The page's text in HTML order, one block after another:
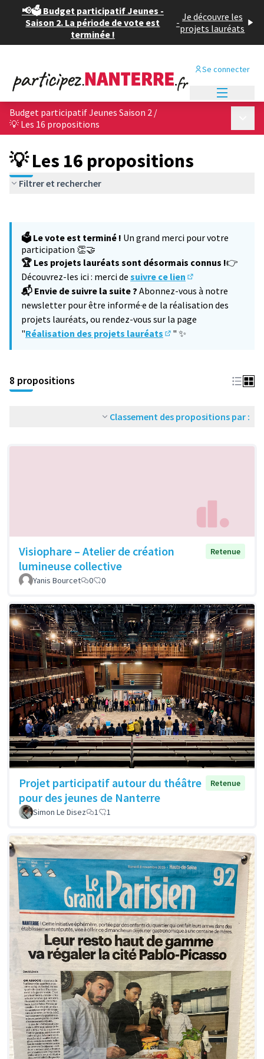
📢🗳️ Budget participatif Jeunes -
Saison 2. La période de vote est
terminée !
- Je découvre les
projets lauréats
Se connecter
Budget participatif Jeunes Saison 2 /
💡 Les 16 propositions
💡 Les 16 propositions
Filtrer et rechercher
−
🗳️ Le vote est terminé ! Un grand merci pour votre
participation 👏🤝
🏆 Les projets lauréats sont désormais connus !👉
Découvrez-les ici : merci de suivre ce lien
(S'ouvre dans un
📬 Envie de suivre la suite ? Abonnez-vous à notre
newsletter pour être informé·e de la réalisation des
projets lauréats, ou rendez-vous sur la page
"Réalisation des projets lauréats
" ✨
8 propositions
Classement des propositions par :
Visiophare – Atelier de création
lumineuse collective
Retenue
Yanis Bourcet 0 0
Projet participatif autour du théâtre
pour des jeunes de Nanterre
Retenue
Simon Le Disez 1 1